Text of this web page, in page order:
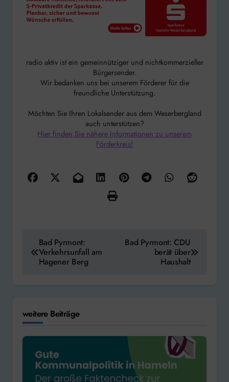
radio aktiv ist ein gemeinnütziger und nichtkommerzieller
Bürgersender.
Wir bedanken uns bei unserem Förderer für die
freundliche Unterstützung.
Möchten Sie Ihren Lokalsender aus dem Weserbergland
auch unterstützen?
Hier finden Sie nähere Informationen zu unserem
Förderkreis!
Beitragsnavigation
Bad Pyrmont:
Verkehrsunfall am
Hagener Berg
Bad Pyrmont: CDU
berät über
Haushalt
weitere Beiträge